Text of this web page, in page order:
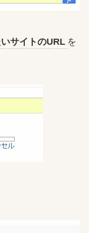
サイトのURL を